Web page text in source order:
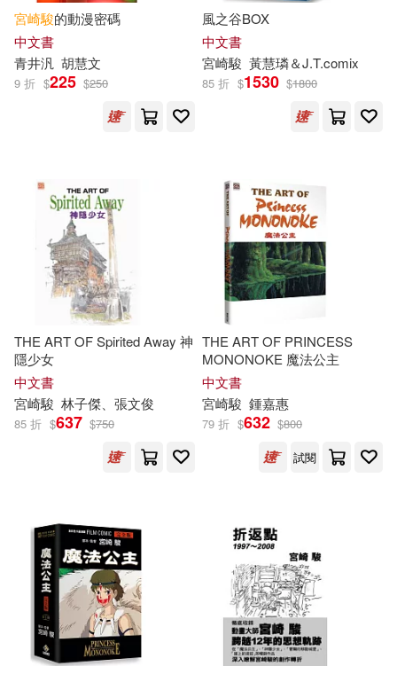
宮崎駿的動漫密碼
中文書
青井汎 胡慧文
9 折 $225 $250
風之谷BOX
中文書
宮崎駿 黃慧璘＆J.T.comix
85 折 $1530 $1800
THE ART OF Spirited Away 神
隱少女
中文書
宮崎駿 林子傑、張文俊
85 折 $637 $750
THE ART OF PRINCESS
MONONOKE 魔法公主
中文書
宮崎駿 鍾嘉惠
79 折 $632 $800
試閱